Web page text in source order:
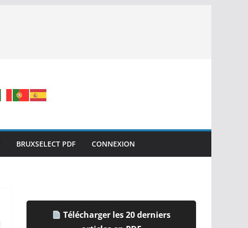
BRUXSELECT PDF CONNEXION
Télécharger les 20 derniers